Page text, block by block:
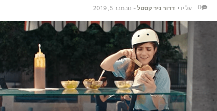
על ידי דרור ניר קסטל - נובמבר 5, 2019 0